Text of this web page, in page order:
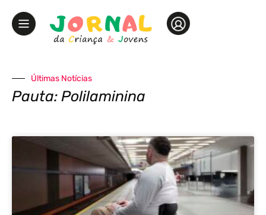
Últimas Notícias
Pauta: Polilaminina